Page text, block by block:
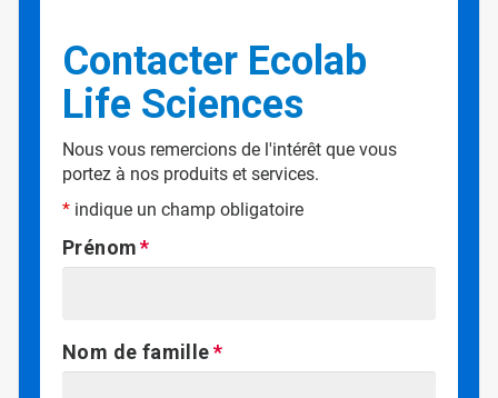
Contacter Ecolab
Life Sciences
Nous vous remercions de l'intérêt que vous
portez à nos produits et services.
* indique un champ obligatoire
Prénom
Nom de famille